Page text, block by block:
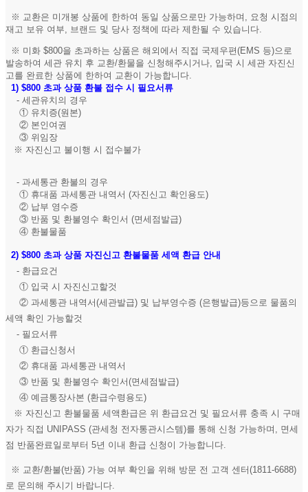
※ 교환은 미개봉 상품에 한하여 동일 상품으로만 가능하며, 요청 시점의
재고 보유 여부, 브랜드 및 당사 정책에 따라 제한될 수 있습니다.
※ 미화 $800을 초과하는 상품은 해외에서 직접 국제우편(EMS 등)으로
발송하여 세관 유치 후 교환/환물을 신청해주시거나, 입국 시 세관 자진신
고를 완료한 상품에 한하여 교환이 가능합니다.
1) $800 초과 상품 환불 접수 시 필요서류
- 세관유치의 경우
① 유치증(원본)
② 본인여권
③ 위임장
※ 자진신고 불이행 시 접수불가
- 과세통관 환불의 경우
① 휴대품 과세통관 내역서 (자진신고 확인용도)
② 납부 영수증
③ 반품 및 환불영수 확인서 (면세점발급)
④ 환불물품
2) $800 초과 상품 자진신고 환불물품 세액 환급 안내
- 환급요건
① 입국 시 자진신고할것
② 과세통관 내역서(세관발급) 및 납부영수증 (은행발급)등으로 물품의
세액 확인 가능할것
- 필요서류
① 환급신청서
② 휴대품 과세통관 내역서
③ 반품 및 환불영수 확인서(면세점발급)
④ 예금통장사본 (환급수령용도)
※ 자진신고 환불물품 세액환급은 위 환급요건 및 필요서류 충족 시 구매
자가 직접 UNIPASS (관세청 전자통관시스템)를 통해 신청 가능하며, 면세
점 반품완료일로부터 5년 이내 환급 신청이 가능합니다.
※ 교환/환불(반품) 가능 여부 확인을 위해 방문 전 고객 센터(1811-6688)
로 문의해 주시기 바랍니다.